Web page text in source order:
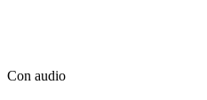
Con audio